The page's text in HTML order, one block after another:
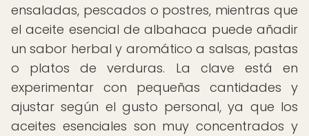
ensaladas, pescados o postres, mientras que
el aceite esencial de albahaca puede añadir
un sabor herbal y aromático a salsas, pastas
o platos de verduras. La clave está en
experimentar con pequeñas cantidades y
ajustar según el gusto personal, ya que los
aceites esenciales son muy concentrados y